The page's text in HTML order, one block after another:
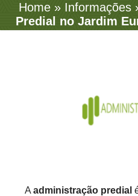
Home » Informações
Predial no Jardim
Aadministração predial